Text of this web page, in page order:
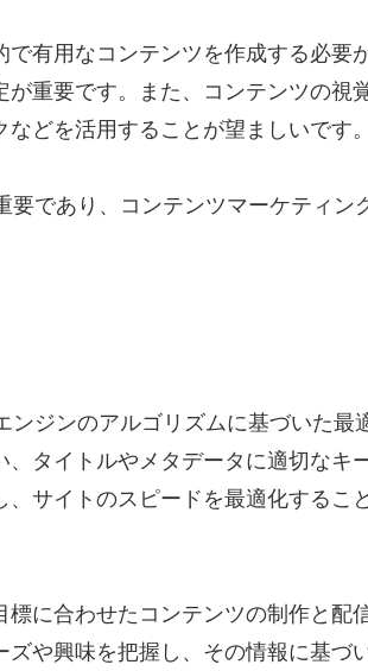
有用なコンテンツを作成する必要
重要です。また、コンテンツの視
どを活用することが望ましいです。
であり、コンテンツマーケティン
ジンのアルゴリズムに基づいた最
タイトルやメタデータに適切なキ
サイトのスピードを最適化するこ
に合わせたコンテンツの制作と配
や興味を把握し、その情報に基づ